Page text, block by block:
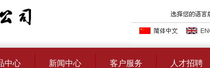
中心 新闻中心 客户服务 人才招聘